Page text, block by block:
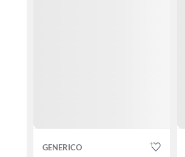
GENERICO